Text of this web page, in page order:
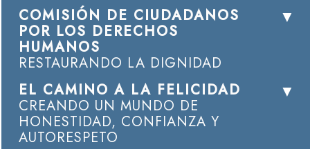
COMISIÓN DE CIUDADANOS
POR LOS DERECHOS
HUMANOS
RESTAURANDO LA DIGNIDAD
EL CAMINO A LA FELICIDAD
CREANDO UN MUNDO DE
HONESTIDAD, CONFIANZA Y
AUTORESPETO